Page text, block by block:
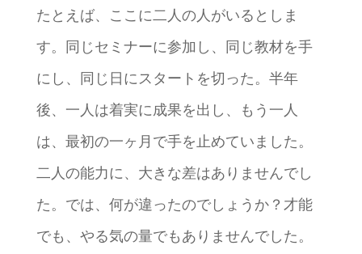
たとえば、ここに二人の人がいるとしま
す。同じセミナーに参加し、同じ教材を手
にし、同じ日にスタートを切った。半年
後、一人は着実に成果を出し、もう一人
は、最初の一ヶ月で手を止めていました。
二人の能力に、大きな差はありませんでし
た。では、何が違ったのでしょうか？才能
でも、やる気の量でもありませんでした。